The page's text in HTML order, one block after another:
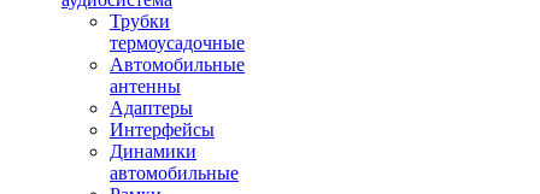
Трубки
термоусадочные
Автомобильные
антенны
Адаптеры
Интерфейсы
Динамики
автомобильные